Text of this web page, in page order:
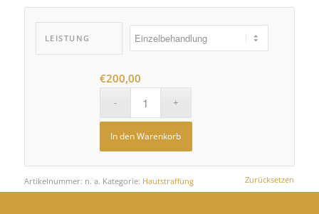
LEISTUNG
Zurücksetzen
€200,00
In den Warenkorb
Artikelnummer: n. a. Kategorie: Hautstraffung